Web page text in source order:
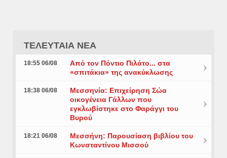
ΤΕΛΕΥΤΑΙΑ ΝΕΑ
18:55 06/08
Από τον Πόντιο Πιλάτο... στα
«σπιτάκια» της ανακύκλωσης
18:38 06/08
Μεσσηνία: Επιχείρηση Σώα
οικογένεια Γάλλων που
εγκλωβίστηκε στο Φαράγγι του
Βυρού
18:21 06/08
Μεσσήνη: Παρουσίαση βιβλίου του
Κωνσταντίνου Μισσού